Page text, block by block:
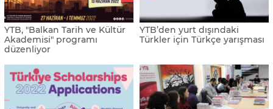
YTB, "Balkan Tarih ve Kültür
Akademisi" programı
düzenliyor
YTB’den yurt dışındaki
Türkler için Türkçe yarışması